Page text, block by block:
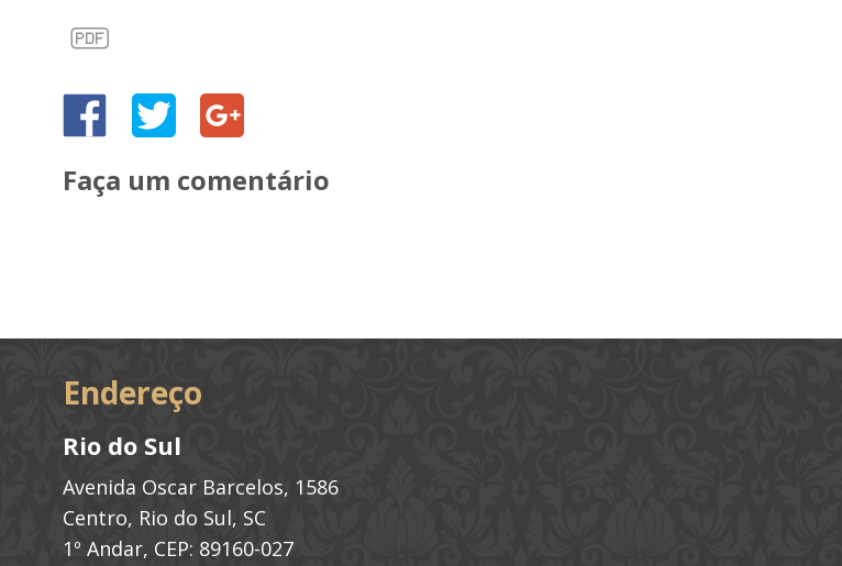
Faça um comentário
Endereço
Rio do Sul
Avenida Oscar Barcelos, 1586
Centro, Rio do Sul, SC
1º Andar, CEP: 89160-027